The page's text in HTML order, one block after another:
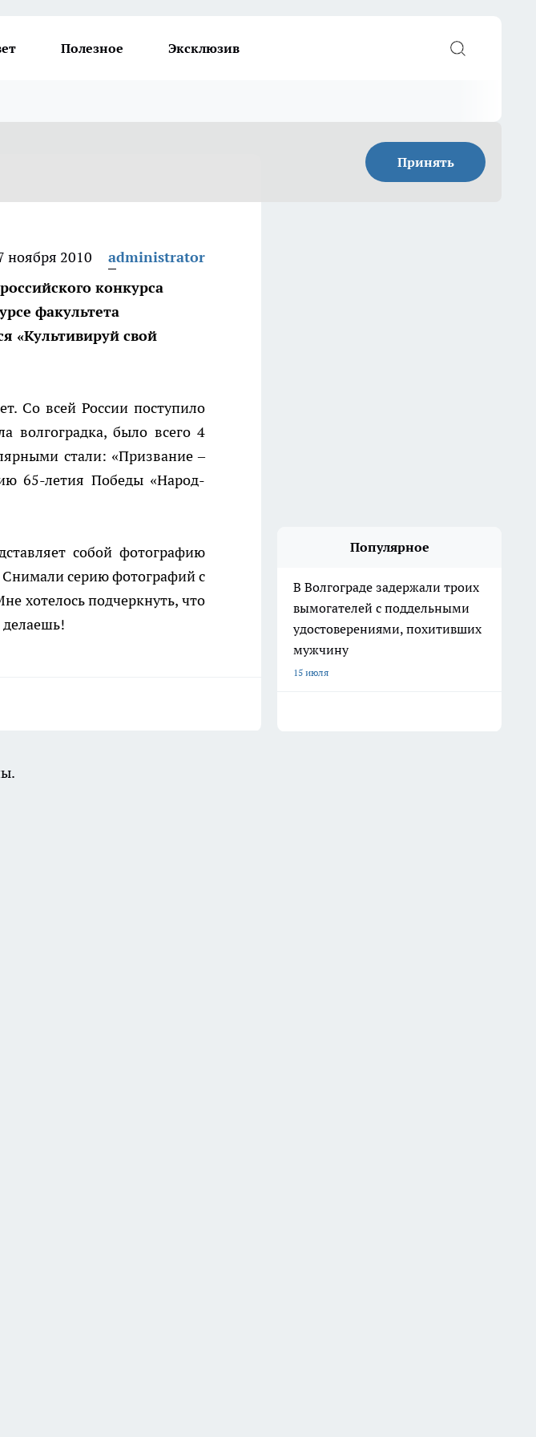
Полезное Эксклюзив
Принять
ноября 2010
administrator
конкурса
факультета
«Культивируй свой
Со всей России поступило
волгоградка, было всего 4
стали: «Призвание –
65-летия Победы «Народ-
собой фотографию
серию фотографий с
хотелось подчеркнуть, что
делаешь!
Популярное
В Волгограде задержали троих
вымогателей с поддельными
удостоверениями, похитивших
мужчину
15 июля